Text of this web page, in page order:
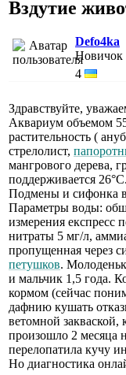
Вздутие
Defo4ka
Новичок
4
Здравствуйте,
Аквариум объемом
растительность (
стрелолист,
мангрового дерева,
поддерживается
Подмены и сифонка
Параметры воды:
измерения експресс
нитраты 5 мг/л,
пропущенная через
петушков.
и мальчик 1,5 года.
кормом (сейчас
дафнию кушать
ветомной закваской,
произошло 2 месяца
перелопатила кучу
Но диагностика